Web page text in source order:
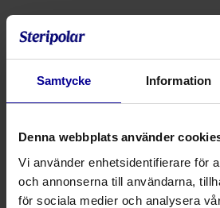
Samtycke Information
Denna webbplats använder
Vi använder enhetsidentifierare för
och annonserna till användarna,
för sociala medier och analysera
går ner under hakan
210 cm knickfri slang med
två sidoventiler (utan
Produktnummer